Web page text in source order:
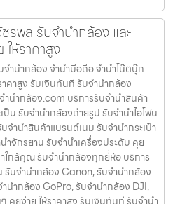
รพล รับจํานํากล้อง และ
ห้ราคาสูง
านํากล้อง จำนำมือถือ จำนำโน๊ตบุ๊ก
คาสูง รับเงินทันที รับจำนำกล้อง
านํากล้อง.com บริการรับจํานําสินค้า
ป็น รับจํานํากล้องถ่ายรูป รับจํานําไอโฟน
านําสินค้าแบรนด์เนม รับจํานํากระเป๋า
าจักรยาน รับจํานําเครื่องประดับ คุย
ใกล้คุณ รับจำนำกล้องทุกยี่ห้อ บริการ
รับจำนำกล้อง Canon, รับจำนำกล้อง
นำกล้อง GoPro, รับจำนำกล้อง DJI,